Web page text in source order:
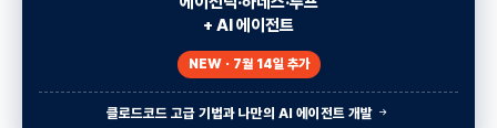
+ AI 에이전트
NEW · 7월 14일 추가
클로드코드 고급 기법과 나만의 AI 에이전트 개발